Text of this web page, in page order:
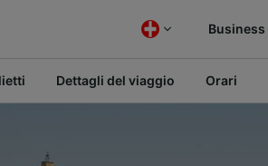
Business
Dettagli del viaggio Orari